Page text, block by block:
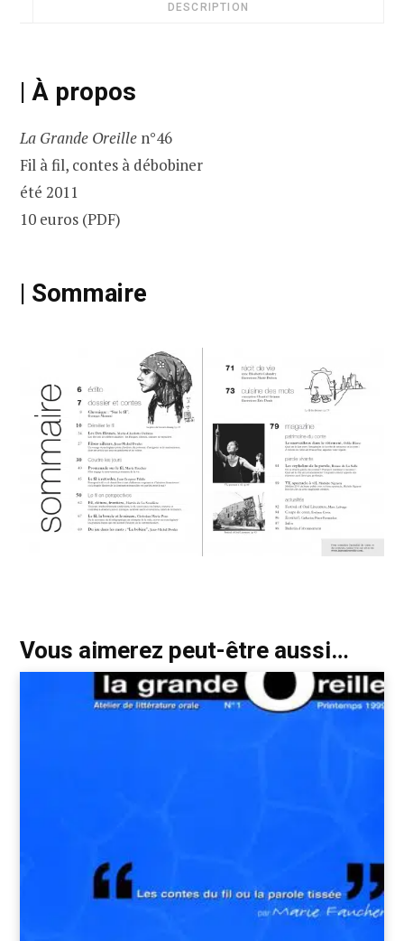
DESCRIPTION
| À propos
La Grande Oreille n°46
Fil à fil, contes à débobiner
été 2011
10 euros (PDF)
| Sommaire
Vous aimerez peut-être aussi…